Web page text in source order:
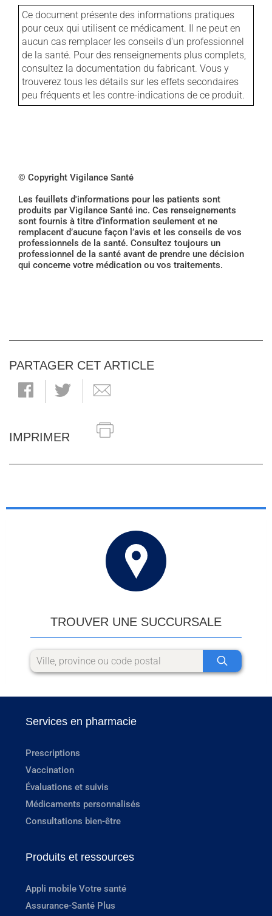
Ce document présente des informations pratiques
pour ceux qui utilisent ce médicament. Il ne peut en
aucun cas remplacer les conseils d'un professionnel
de la santé. Pour des renseignements plus complets,
consultez la documentation du fabricant. Vous y
trouverez tous les détails sur les effets secondaires
peu fréquents et les contre-indications de ce produit.
© Copyright Vigilance Santé
Les feuillets d'informations pour les patients sont
produits par Vigilance Santé inc. Ces renseignements
sont fournis à titre d’information seulement et ne
remplacent d’aucune façon l’avis et les conseils de vos
professionnels de la santé. Consultez toujours un
professionnel de la santé avant de prendre une décision
qui concerne votre médication ou vos traitements.
PARTAGER CET ARTICLE
IMPRIMER
TROUVER UNE SUCCURSALE
Services en pharmacie
Prescriptions
Vaccination
Évaluations et suivis
Médicaments personnalisés
Consultations bien-être
Produits et ressources
Appli mobile Votre santé
Assurance-Santé Plus